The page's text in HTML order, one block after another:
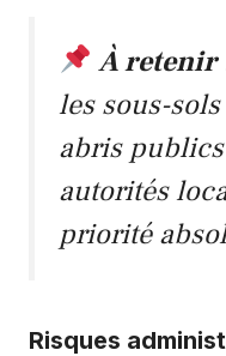
À retenir
les sous-
abris
autorités
priorité
Risques